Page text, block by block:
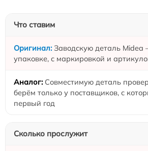
Что ставим
Заводскую деталь
упаковке, с маркировкой и
Совместимую деталь
берём только у поставщиков, с
первый год
Сколько прослужит